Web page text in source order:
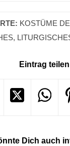
KOSTÜME
,
Eintrag teilen
Dich auch